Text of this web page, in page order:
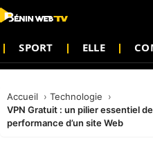
SPORT ELLE
Accueil
Technologie
VPN Gratuit : un pilier essentiel
performance d’un site Web